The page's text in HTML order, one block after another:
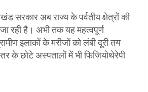
सरकार अब राज्य के पर्वतीय क्षेत्रों की
रही है। अभी तक यह महत्वपूर्ण
इलाकों के मरीजों को लंबी दूरी तय
के छोटे अस्पतालों में भी फिजियोथेरेपी